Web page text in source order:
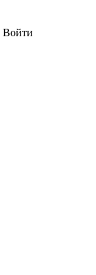
Войти